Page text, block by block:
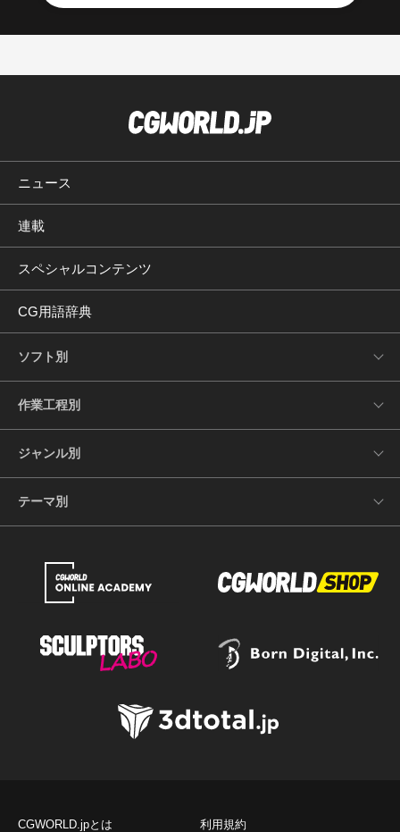
ニュース
連載
スペシャルコンテンツ
CG用語辞典
ソフト別
作業工程別
ジャンル別
テーマ別
CGWORLD.jpとは 利用規約